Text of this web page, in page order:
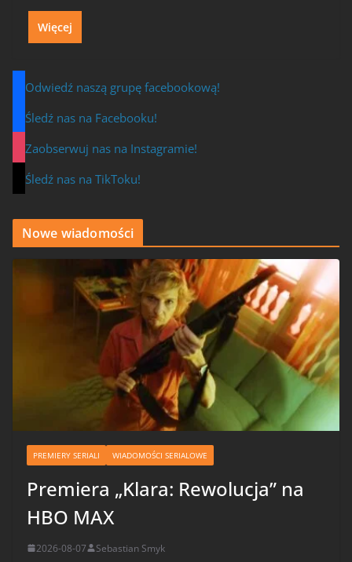
Więcej
Odwiedź naszą grupę facebookową!
Śledź nas na Facebooku!
Zaobserwuj nas na Instagramie!
Śledź nas na TikToku!
Nowe wiadomości
PREMIERY SERIALI WIADOMOŚCI SERIALOWE
Premiera „Klara: Rewolucja” na
HBO MAX
2026-08-07 Sebastian Smyk